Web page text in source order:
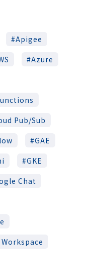
Apigee
Azure
Pub/Sub
GAE
GKE
Chat